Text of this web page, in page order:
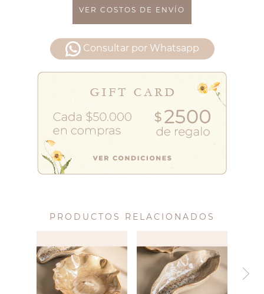
VER COSTOS DE ENVÍO
Consultar por Whatsapp
PRODUCTOS RELACIONADOS